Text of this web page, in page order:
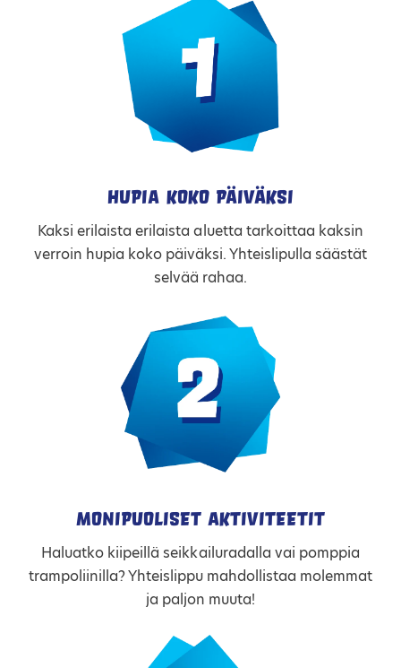
Hupia koko päiväksi
Kaksi erilaista erilaista aluetta tarkoittaa kaksin
verroin hupia koko päiväksi. Yhteislipulla säästät
selvää rahaa.
Monipuoliset aktiviteetit
Haluatko kiipeillä seikkailuradalla vai pomppia
trampoliinilla? Yhteislippu mahdollistaa molemmat
ja paljon muuta!